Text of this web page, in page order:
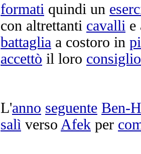
formati quindi un
con altrettanti cavalli e
battaglia a costoro in
accettò il loro consiglio
L'anno seguente Ben-
salì verso Afek per